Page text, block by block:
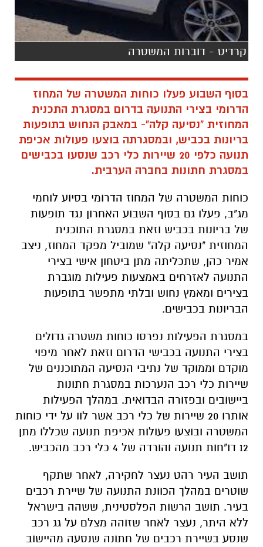
בסוף השבוע פעלו כוחות המשטרה של המחוז
הדרומי בצירי התנועה בדרום במסגרת התכנית
המחוזית "נסיעה קלה"- במאבק הנחוש בתופעות
בריונות בכביש, ובמסגרתה בוצעו פעולות אכיפת
תנועה כלפי 20 שיירות כלי רכב שנסעו בכבישים
במסגרת חתונות בחברה הערבית.
כוחות המשטרה של המחוז הדרומי בסיוע לוחמי
מג"ב, פעלו גם בסוף השבוע האחרון נגד תופעות
של בריונות בכביש וזאת במסגרת התוכנית
אמיר כהן, שתכליתה מתן ביטחון אישי בצירי
התנועה לאזרחים באמצעות פעילות מוגברת
בצירים ומאמץ נחוש ובלתי מתפשר בתופעות
הבריונות בכבישים.
במסגרת הפעילות נפרסו כוחות משטרה גדולים
בצירי התנועה בכבישי הדרום וזאת לאחר מיפוי
מוקדם וממוקד של נתיבי הנסיעה המתוכננים של
ביישובים ובפזורה הבדואית. במהלך הפעילות
אותרו 20 שיירות של כלי רכב אשר לוו על ידי כוחות
המשטרה ובוצעו פעולות אכיפת תנועה שכללו מתן
12 דו"חות תנועה והורדה של 4 כלי רכב מהכביש.
תושב העיר רהט נעצר לחקירה, לאחר שתקף
שוטרים במהלך הכוונת התנועה של שיירת רכבים
בעיר. תושב הרשות הפלסטינית, ששהה בישראל
שנסע בשיירת רכבים של חתונה שנסעה מהיישוב
תל שבע ליישוב ערוער. נהג הרכב עוכב לחקירה
בתחנת העיירות של מרחב הנגב.
מדוברות המשטרה (מחוז הדרום- מרחב הנגב)